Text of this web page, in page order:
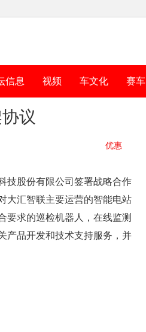
信息 视频 车文化 赛车
议
优惠
技股份有限公司签署战略合作
大汇智联主要运营的智能电站
要求的巡检机器人，在线监测
产品开发和技术支持服务，并